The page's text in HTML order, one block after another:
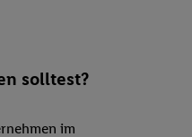
solltest?
im